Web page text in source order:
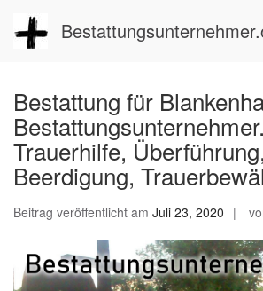
Inhalt
springen
Bestattung für
Trauerhilfe, Überführung,
Beerdigung,
Beitrag veröffentlicht am Juli 23, 2020